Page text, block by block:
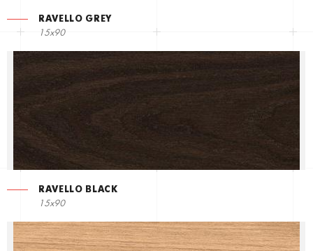
RAVELLO GREY
15x90
RAVELLO BLACK
15x90